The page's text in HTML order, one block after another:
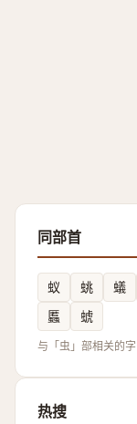
同部首
蚁 䖴 蟻
䘌
䗂
与「虫」部相关的字
热搜